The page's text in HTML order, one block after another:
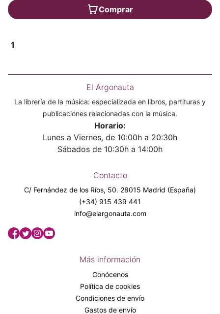
Comprar
1
El Argonauta
La librería de la música: especializada en libros, partituras y
publicaciones relacionadas con la música.
Horario:
Lunes a Viernes, de 10:00h a 20:30h
Sábados de 10:30h a 14:00h
Contacto
C/ Fernández de los Ríos, 50. 28015 Madrid (España)
(+34) 915 439 441
info@elargonauta.com
Más información
Conócenos
Política de cookies
Condiciones de envío
Gastos de envío